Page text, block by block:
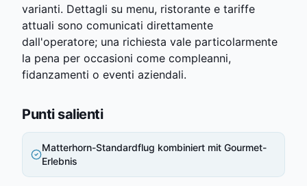
varianti. Dettagli su menu, ristorante e tariffe
attuali sono comunicati direttamente
dall'operatore; una richiesta vale particolarmente
la pena per occasioni come compleanni,
fidanzamenti o eventi aziendali.
Punti salienti
Matterhorn-Standardflug kombiniert mit Gourmet-
Erlebnis